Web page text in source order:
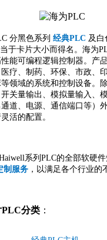
分黑色系列 经典PLC 及白
于卡片大小而得名。海为
能可编程逻辑控制器。产
疗、制药、环保、市政、
领域的系统和控制设备。
关量输出、模拟量输入、
道、电源、通信端口等）
活的配置。
系列PLC的全部软硬件
制服务 ，以满足各个行业的
分类 ：